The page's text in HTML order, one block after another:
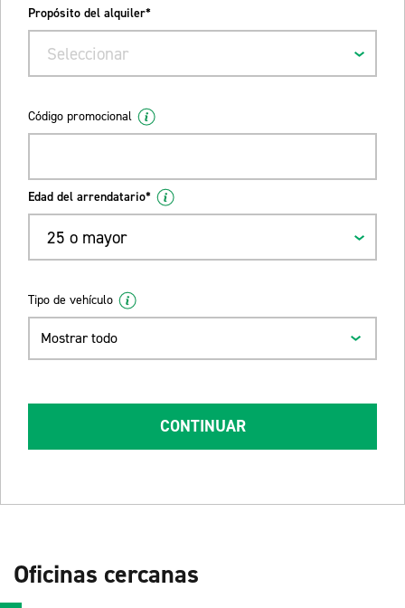
Propósito del alquiler*
Seleccionar
Código promocional
Edad del arrendatario*
25 o mayor
Tipo de vehículo
Mostrar todo
CONTINUAR
Oficinas cercanas